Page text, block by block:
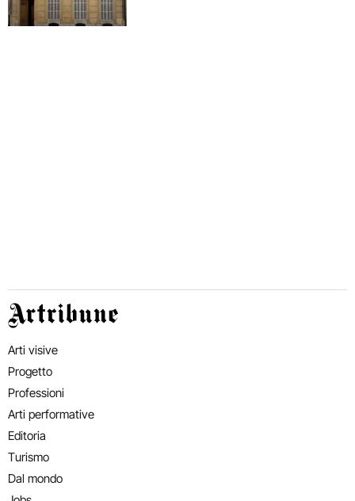
Artribune
Arti visive
Progetto
Professioni
Arti performative
Editoria
Turismo
Dal mondo